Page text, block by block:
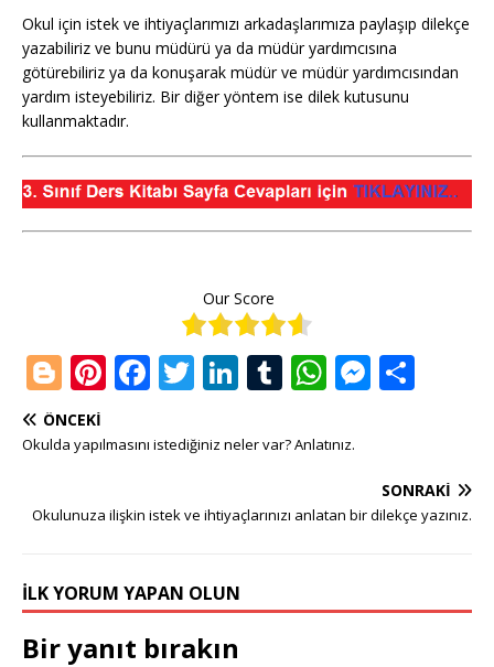
Okul için istek ve ihtiyaçlarımızı arkadaşlarımıza paylaşıp dilekçe
yazabiliriz ve bunu müdürü ya da müdür yardımcısına
götürebiliriz ya da konuşarak müdür ve müdür yardımcısından
yardım isteyebiliriz. Bir diğer yöntem ise dilek kutusunu
kullanmaktadır.
Our Score
Bl
o
g
e
Pi
te
e
F
c
b
o
k
T
it
r
Li
k
dI
T
m
r
W
at
A
M
e
n
r
e
ÖNCEKI
Okulda yapılmasını istediğiniz neler var? Anlatınız.
SONRAKI
Okulunuza ilişkin istek ve ihtiyaçlarınızı anlatan bir dilekçe yazınız.
İLK YORUM YAPAN OLUN
Bir yanıt bırakın